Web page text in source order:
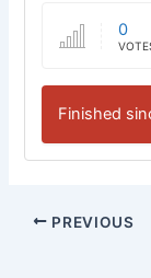
0
Finished
PREVIOUS